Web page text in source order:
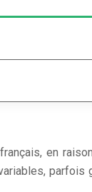
en